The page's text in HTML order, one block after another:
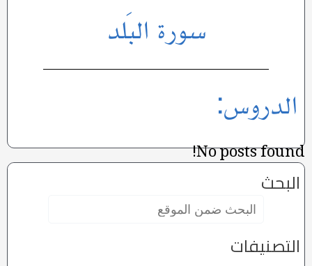
سورة البَلد
الدروس:
No posts found!
البحث
التصنيفات